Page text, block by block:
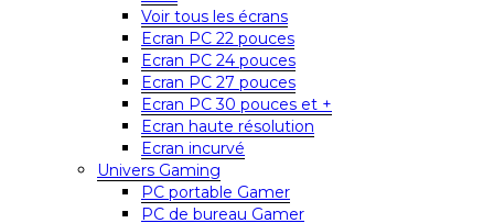
Voir tous les écrans
Ecran PC 22 pouces
Ecran PC 24 pouces
Ecran PC 27 pouces
Ecran PC 30 pouces et +
Ecran haute résolution
Ecran incurvé
Univers Gaming
PC portable Gamer
PC de bureau Gamer